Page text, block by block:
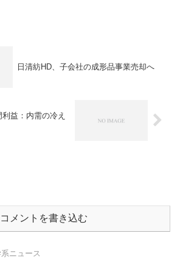
日清紡HD、子会社の成形品事業売却へ
益：内需の冷え
コメントを書き込む
ニュース